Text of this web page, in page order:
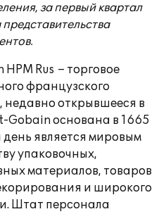
за первый квартал
Rus – торговое
французского
открывшееся в
Gobain основана в 1665
является мировым
упаковочных,
материалов, товаров
и широкого
Штат персонала